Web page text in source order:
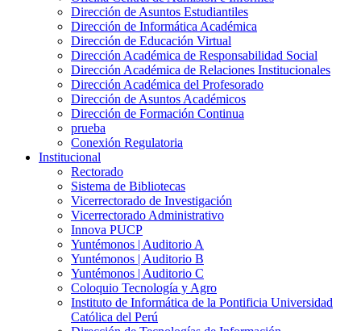
Dirección de Asuntos Estudiantiles
Dirección de Informática Académica
Dirección de Educación Virtual
Dirección Académica de Responsabilidad Social
Dirección Académica de Relaciones Institucionales
Dirección Académica del Profesorado
Dirección de Asuntos Académicos
Dirección de Formación Continua
prueba
Conexión Regulatoria
Institucional
Rectorado
Sistema de Bibliotecas
Vicerrectorado de Investigación
Vicerrectorado Administrativo
Innova PUCP
Yuntémonos | Auditorio A
Yuntémonos | Auditorio B
Yuntémonos | Auditorio C
Coloquio Tecnología y Agro
Instituto de Informática de la Pontificia Universidad
Católica del Perú